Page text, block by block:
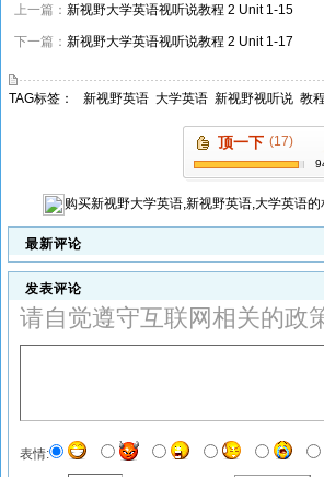
上一篇： 新视野大学英语视听说教程 2 Unit 1-15
下一篇： 新视野大学英语视听说教程 2 Unit 1-17
TAG标签： 新视野英语 大学英语 新视野视听说 教程
顶一下 (17)
购买新视野大学英语,新视野英语,大学英语的
最新评论
发表评论
请自觉遵守互联网相关的政
表情: